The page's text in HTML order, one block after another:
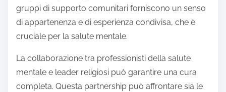
gruppi di supporto comunitari forniscono un senso
di appartenenza e di esperienza condivisa, che è
cruciale per la salute mentale.
La collaborazione tra professionisti della salute
mentale e leader religiosi può garantire una cura
completa. Questa partnership può affrontare sia le